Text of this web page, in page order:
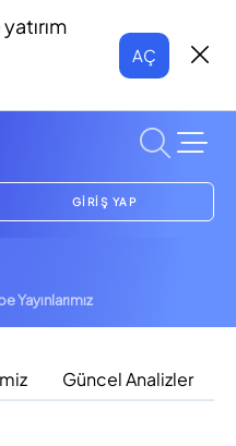
AÇ
GİRİŞ YAP
Yayınlarımız
Güncel Analizler